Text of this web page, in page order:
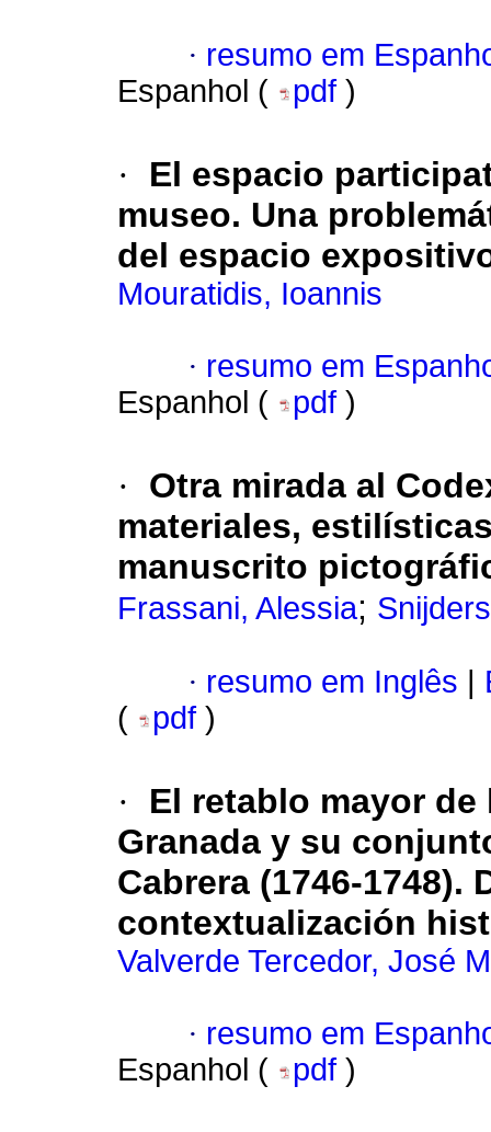
· resumo em
Espanhol (
pdf )
·
El espacio
museo. Una
del espacio
Mouratidis, Ioannis
· resumo em
Espanhol (
pdf )
·
Otra mirada al
materiales,
manuscrito
Frassani, Alessia;
· resumo em Inglês
(
pdf )
·
El retablo mayor
Granada y su
Cabrera (1746-
contextualización
Valverde Tercedor, José
· resumo em
Espanhol (
pdf )